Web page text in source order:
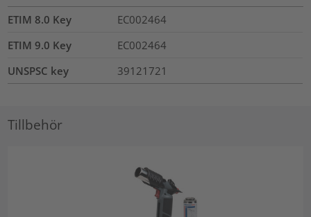
ETIM 8.0 Key
EC002464
ETIM 9.0 Key
EC002464
UNSPSC key
39121721
Tillbehör